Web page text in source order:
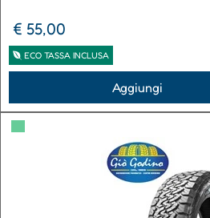
€ 55,00
ECO TASSA INCLUSA
Aggiungi
▀